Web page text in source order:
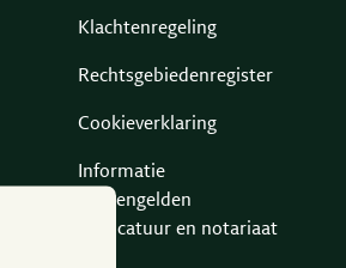
Klachtenregeling
Rechtsgebiedenregister
Cookieverklaring
Informatie
derdengelden
advocatuur en notariaat